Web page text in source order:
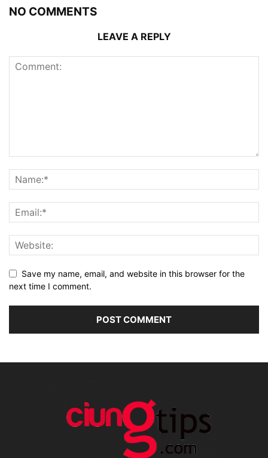
NO COMMENTS
LEAVE A REPLY
Save my name, email, and website in this browser for the
next time I comment.